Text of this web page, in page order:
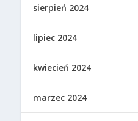
sierpień 2024
lipiec 2024
kwiecień 2024
marzec 2024